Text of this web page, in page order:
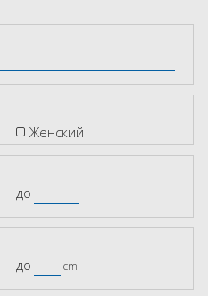
Женский
до
до cm